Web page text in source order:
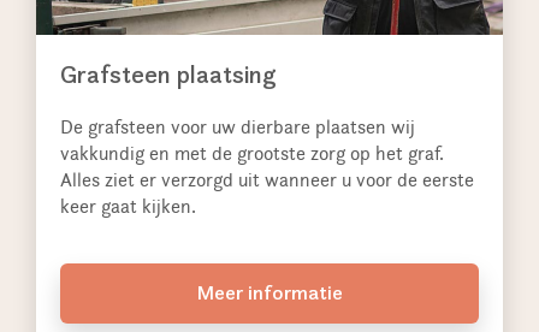
Grafsteen plaatsing
De grafsteen voor uw dierbare plaatsen wij
vakkundig en met de grootste zorg op het graf.
Alles ziet er verzorgd uit wanneer u voor de eerste
keer gaat kijken.
Meer informatie